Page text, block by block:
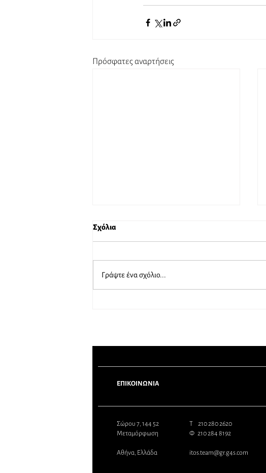
Πρόσφατες αναρτήσεις
Σχόλια
Γράψτε ένα σχόλιο...
ΕΠΙΚΟΙΝΩΝΙΑ
Σώρου 7, 144 52
Μεταμόρφωση
Αθήνα, Ελλάδα
Τ 210 280 2620
Φ 210 284 8192
itos.team@gr.g4s.com